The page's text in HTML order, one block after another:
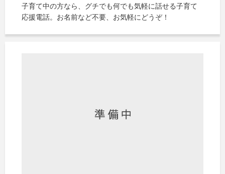
子育て中の方なら、グチでも何でも気軽に話せる子育て
応援電話。お名前など不要、お気軽にどうぞ！